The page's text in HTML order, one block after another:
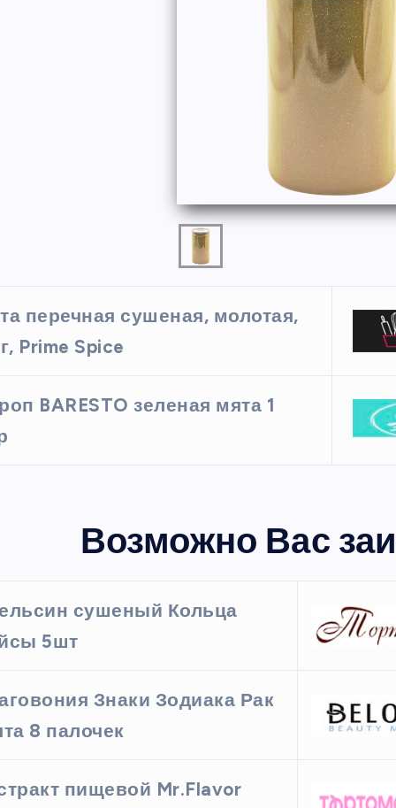
форма
х 6 см
Силиконовая форма для
выпечки 9 ячеек,
перечная сушеная, молотая,
Prime Spice
BARESTO зеленая мята 1
Возможно Вас
сушеный Кольца
5шт
Знаки Зодиака Рак
8 палочек
пищевой Mr.Flavor